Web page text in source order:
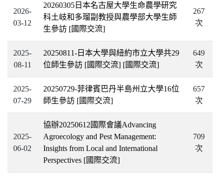
2026-
03-12
20260305日本名古屋大學生命農學研究
科土岐和多瑠副教授與農學部大學生師
生參訪 [國際交流]
267
次
2025-
08-11
20250811-日本大學與紐約市立大學共29
位師生參訪 [國際交流] [國際交流]
649
次
2025-
07-29
20250729-菲律賓巴丹半島州立大學16位
師生參訪 [國際交流]
657
次
2025-
06-02
協辦20250612國際會議Advancing
Agroecology and Pest Management:
Insights from Local and International
Perspectives [國際交流]
709
次